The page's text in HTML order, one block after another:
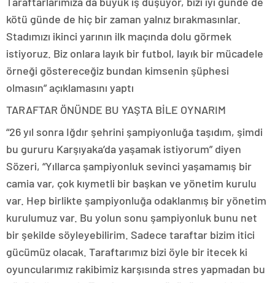
kötü günde de hiç bir zaman yalnız bırakmasınlar.
Stadımızı ikinci yarının ilk maçında dolu görmek
istiyoruz. Biz onlara layık bir futbol, layık bir mücadele
örneği göstereceğiz bundan kimsenin şüphesi
olmasın” açıklamasını yaptı
TARAFTAR ÖNÜNDE BU YAŞTA BİLE OYNARIM
“26 yıl sonra Iğdır şehrini şampiyonluğa taşıdım, şimdi
bu gururu Karşıyaka’da yaşamak istiyorum” diyen
Sözeri, “Yıllarca şampiyonluk sevinci yaşamamış bir
camia var, çok kıymetli bir başkan ve yönetim kurulu
var. Hep birlikte şampiyonluğa odaklanmış bir yönetim
kurulumuz var. Bu yolun sonu şampiyonluk bunu net
bir şekilde söyleyebilirim. Sadece taraftar bizim itici
gücümüz olacak. Taraftarımız bizi öyle bir itecek ki
oyuncularımız rakibimiz karşısında stres yapmadan bu